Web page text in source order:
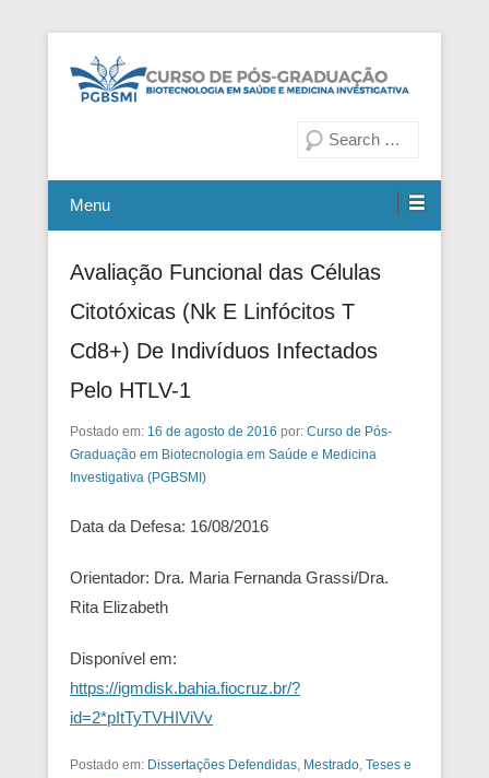
Curso de Pós-Graduação em
Medicina Investigativa
Menu
Avaliação Funcional das Células
Citotóxicas (Nk E Linfócitos T
Cd8+) De Indivíduos Infectados
Pelo HTLV-1
Postado em: 16 de agosto de 2016 por: Curso de Pós-
Graduação em Biotecnologia em Saúde e Medicina
Investigativa (PGBSMI)
Data da Defesa: 16/08/2016
Orientador: Dra. Maria Fernanda Grassi/Dra.
Rita Elizabeth
Disponível em:
https://igmdisk.bahia.fiocruz.br/?
id=2*pItTyTVHIViVv
Postado em: Dissertações Defendidas, Mestrado, Teses e